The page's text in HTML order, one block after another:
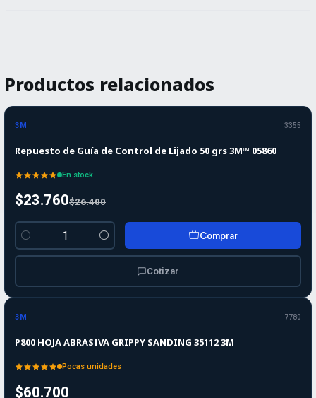
Productos relacionados
-10%
-10%
3M 3355
Repuesto de Guía de Control de Lijado 50 grs 3M™ 05860
En stock
$23.760$26.400
Cantidad
Comprar
Cotizar
3M 7780
P800 HOJA ABRASIVA GRIPPY SANDING 35112 3M
Pocas unidades
$60.700